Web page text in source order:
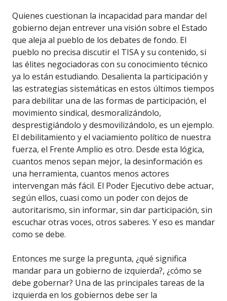
Quienes cuestionan la incapacidad para mandar del
gobierno dejan entrever una visión sobre el Estado
que aleja al pueblo de los debates de fondo. El
pueblo no precisa discutir el TISA y su contenido, si
las élites negociadoras con su conocimiento técnico
ya lo están estudiando. Desalienta la participación y
las estrategias sistemáticas en estos últimos tiempos
para debilitar una de las formas de participación, el
movimiento sindical, desmoralizándolo,
desprestigiándolo y desmovilizándolo, es un ejemplo.
El debilitamiento y el vaciamiento político de nuestra
fuerza, el Frente Amplio es otro. Desde esta lógica,
cuantos menos sepan mejor, la desinformación es
una herramienta, cuantos menos actores
intervengan más fácil. El Poder Ejecutivo debe actuar,
según ellos, cuasi como un poder con dejos de
autoritarismo, sin informar, sin dar participación, sin
escuchar otras voces, otros saberes. Y eso es mandar
como se debe.
Entonces me surge la pregunta, ¿qué significa
mandar para un gobierno de izquierda?, ¿cómo se
debe gobernar? Una de las principales tareas de la
izquierda en los gobiernos debe ser la